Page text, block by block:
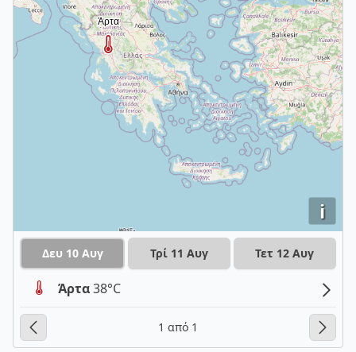
i
Δευ 10 Αυγ Τρί 11 Αυγ Τετ 12 Αυγ
Άρτα38°C
1 από 1